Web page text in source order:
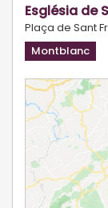
Església de
Plaça de Sant
Montblanc